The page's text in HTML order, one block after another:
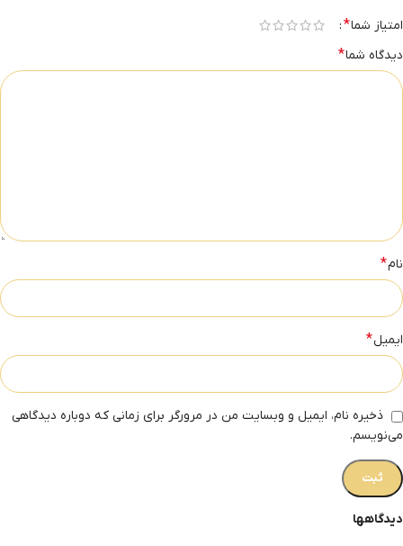
دیدگاهها
امتیاز شما*
دیدگاه شما*
نام*
ایمیل*
ذخیره نام، ایمیل و وبسایت من در مرورگر برای زمانی که دوباره دیدگاهی
می‌نویسم.